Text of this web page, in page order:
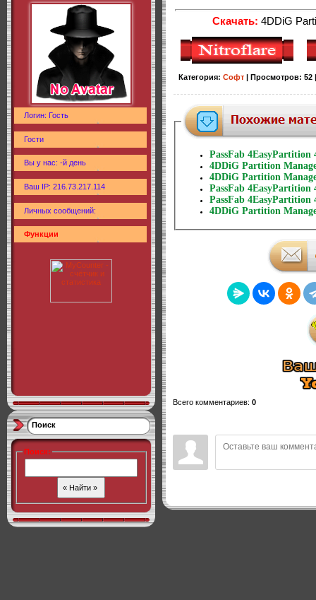
Логин: Гость
Гости
Вы у нас: -й день
Ваш IP: 216.73.217.114
Личных сообщений:
Функции
Поиск
Поиск:
Скачать: 4DDiG
Категория: Софт| Просмотров: 52
PassFab
4DDiG Partition
4DDiG Partition
PassFab
PassFab
4DDiG Partition
Всего комментариев: 0